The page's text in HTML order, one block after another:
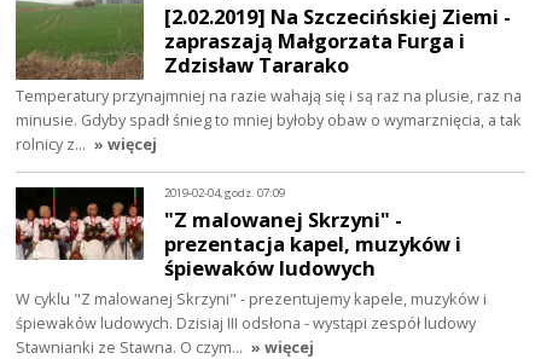
[2.02.2019] Na Szczecińskiej Ziemi -
zapraszają Małgorzata Furga i
Zdzisław Tararako
Temperatury przynajmniej na razie wahają się i są raz na plusie, raz na
minusie. Gdyby spadł śnieg to mniej byłoby obaw o wymarznięcia, a tak
rolnicy z… » więcej
2019-02-04, godz. 07:09
"Z malowanej Skrzyni" -
prezentacja kapel, muzyków i
śpiewaków ludowych
W cyklu "Z malowanej Skrzyni" - prezentujemy kapele, muzyków i
śpiewaków ludowych. Dzisiaj III odsłona - wystąpi zespół ludowy
Stawnianki ze Stawna. O czym… » więcej